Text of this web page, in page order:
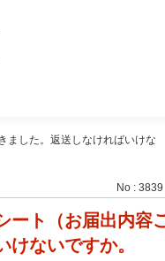
ました。返送しなければいけな
No : 3839
ート（お届出内容
ないですか。